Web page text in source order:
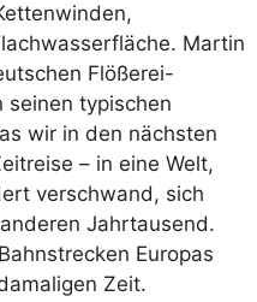
Martin
Flößerei-
seinen typischen
wir in den nächsten
– in eine Welt,
verschwand, sich
Jahrtausend.
Europas
Zeit.